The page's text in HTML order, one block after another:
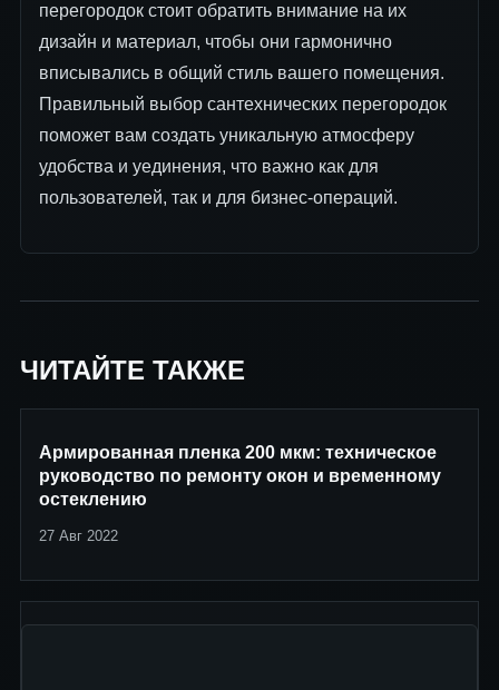
перегородок стоит обратить внимание на их
дизайн и материал, чтобы они гармонично
вписывались в общий стиль вашего помещения.
Правильный выбор сантехнических перегородок
поможет вам создать уникальную атмосферу
удобства и уединения, что важно как для
пользователей, так и для бизнес-операций.
ЧИТАЙТЕ ТАКЖЕ
Армированная пленка 200 мкм: техническое
руководство по ремонту окон и временному
остеклению
27 Авг 2022